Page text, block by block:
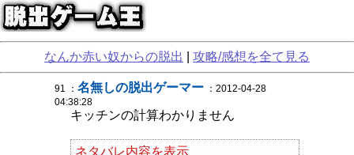
なんか赤い奴からの脱出 攻略/感想を全て見る
91 ： 名無しの脱出ゲーマー ：2012-04-28
04:38:28
キッチンの計算わかりません
ネタバレ内容を表示